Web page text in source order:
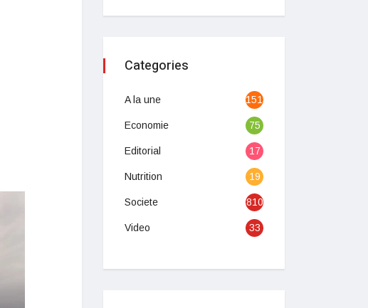
Categories
A la une 1513
Economie 75
Editorial 17
Nutrition 19
Societe 810
Video 33